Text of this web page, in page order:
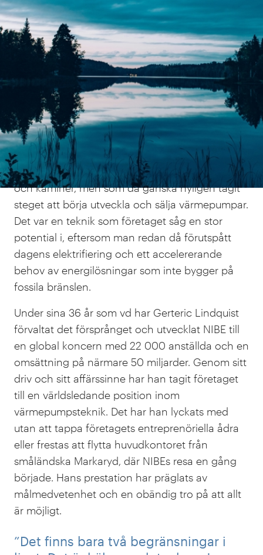
NärGerteric Lindquisttog över ledarskapet för
NIBE 1988 var det ett litet småländskt
energiteknikföretag som sedan 50-talet tillverkat
elektriska värmeelement, varmvattensberedare
och kaminer, men som då ganska nyligen tagit
steget att börja utveckla och sälja värmepumpar.
Det var en teknik som företaget såg en stor
potential i, eftersom man redan då förutspått
dagens elektrifiering och ett accelererande
behov av energilösningar som inte bygger på
fossila bränslen.
Under sina 36 år som vd har Gerteric Lindquist
förvaltat det försprånget och utvecklat NIBE till
en global koncern med 22 000 anställda och en
omsättning på närmare 50 miljarder. Genom sitt
driv och sitt affärssinne har han tagit företaget
till en världsledande position inom
värmepumpsteknik. Det har han lyckats med
utan att tappa företagets entreprenöriella ådra
eller frestas att flytta huvudkontoret från
småländska Markaryd, där NIBEs resa en gång
började. Hans prestation har präglats av
målmedvetenhet och en obändig tro på att allt
är möjligt.
”Det finns bara två begränsningar i